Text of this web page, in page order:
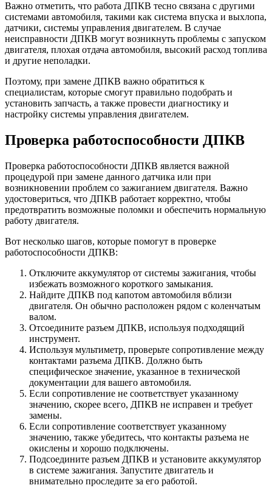
Важно отметить, что работа ДПКВ тесно связана с другими
системами автомобиля, такими как система впуска и выхлопа,
датчики, системы управления двигателем. В случае
неисправности ДПКВ могут возникнуть проблемы с запуском
двигателя, плохая отдача автомобиля, высокий расход топлива
и другие неполадки.
Поэтому, при замене ДПКВ важно обратиться к
специалистам, которые смогут правильно подобрать и
установить запчасть, а также провести диагностику и
настройку системы управления двигателем.
Проверка работоспособности ДПКВ
Проверка работоспособности ДПКВ является важной
процедурой при замене данного датчика или при
возникновении проблем со зажиганием двигателя. Важно
удостовериться, что ДПКВ работает корректно, чтобы
предотвратить возможные поломки и обеспечить нормальную
работу двигателя.
Вот несколько шагов, которые помогут в проверке
работоспособности ДПКВ:
Отключите аккумулятор от системы зажигания, чтобы
избежать возможного короткого замыкания.
Найдите ДПКВ под капотом автомобиля вблизи
двигателя. Он обычно расположен рядом с коленчатым
валом.
Отсоедините разъем ДПКВ, используя подходящий
инструмент.
Используя мультиметр, проверьте сопротивление между
контактами разъема ДПКВ. Должно быть
специфическое значение, указанное в технической
документации для вашего автомобиля.
Если сопротивление не соответствует указанному
значению, скорее всего, ДПКВ не исправен и требует
замены.
Если сопротивление соответствует указанному
значению, также убедитесь, что контакты разъема не
окислены и хорошо подключены.
Подсоедините разъем ДПКВ и установите аккумулятор
в системе зажигания. Запустите двигатель и
внимательно проследите за его работой.